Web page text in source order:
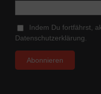
Indem Du fortfährst,
Datenschutzerklärung.